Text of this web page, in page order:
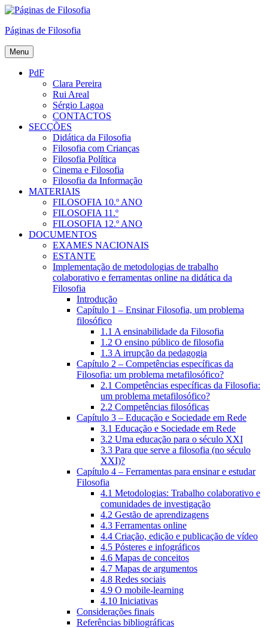
Skip
content
Páginas de Filosofia
Menu
PdF
Clara Pereira
Rui Areal
Sérgio Lagoa
CONTACTOS
SECÇÕES
Didática da Filosofia
Filosofia com Crianças
Filosofia Política
Cinema e Filosofia
Filosofia da Informação
MATERIAIS
FILOSOFIA 10.º ANO
FILOSOFIA 11.º
FILOSOFIA 12.º ANO
DOCUMENTOS
EXAMES NACIONAIS
ESTANTE
Implementação de metodologias de trabalho
colaborativo e ferramentas online na didática da
Filosofia
Introdução
Capítulo 1 – Ensinar Filosofia, um problema
filosófico
1.1 A ensinabilidade da Filosofia
1.2 O ensino público de filosofia
1.3 A irrupção da pedagogia
Capítulo 2 – Competências específicas da
Filosofia: um problema metafilosófico?
2.1 Competências específicas da Filosofia:
um problema metafilosófico?
2.2 Competências filosóficas
Capítulo 3 – Educação e Sociedade em Rede
3.1 Educação e Sociedade em Rede
3.2 Uma educação para o século XXI
3.3 Para que serve a filosofia (no século
XXI)?
Capítulo 4 – Ferramentas para ensinar e estudar
Filosofia
4.1 Metodologias: Trabalho colaborativo e
comunidades de investigação
4.2 Gestão de aprendizagens
4.3 Ferramentas online
4.4 Criação, edição e publicação de vídeo
4.5 Pósteres e infográficos
4.6 Mapas de conceitos
4.7 Mapas de argumentos
4.8 Redes sociais
4.9 O mobile-learning
4.10 Iniciativas
Considerações finais
Referências bibliográficas